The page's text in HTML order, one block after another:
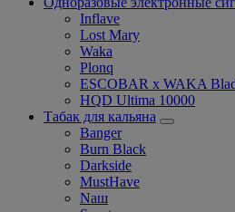
Inflave
Lost Mary
Waka
Plonq
ESCOBAR x WAKA
HQD Ultima 10000
Табак для кальяна
Banger
Burn Black
Darkside
MustHave
Nаш